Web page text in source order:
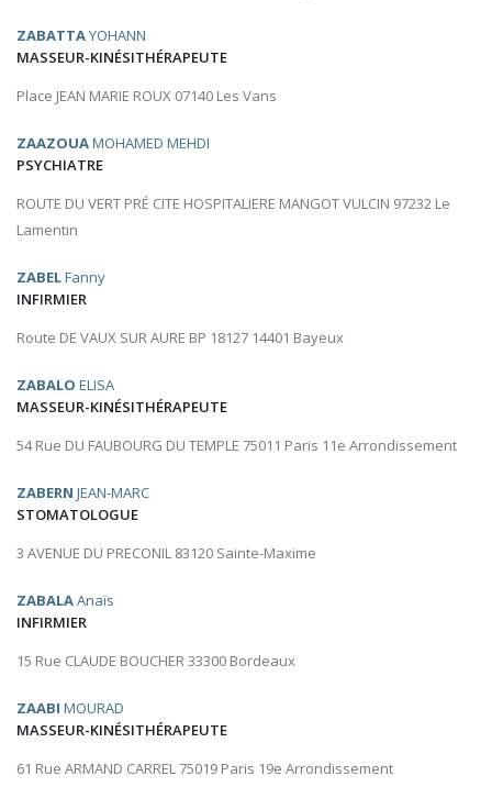
ZABATTAYOHANN
MASSEUR-KINÉSITHÉRAPEUTE
Place JEAN MARIE ROUX 07140 Les Vans
ZAAZOUAMOHAMED MEHDI
PSYCHIATRE
ROUTE DU VERT PRÉ CITE HOSPITALIERE MANGOT VULCIN 97232 Le
Lamentin
ZABELFanny
INFIRMIER
Route DE VAUX SUR AURE BP 18127 14401 Bayeux
ZABALO ELISA
MASSEUR-KINÉSITHÉRAPEUTE
54 Rue DU FAUBOURG DU TEMPLE 75011 Paris 11e Arrondissement
ZABERN JEAN-MARC
STOMATOLOGUE
3 AVENUE DU PRECONIL 83120 Sainte-Maxime
ZABALAAnaïs
INFIRMIER
15 Rue CLAUDE BOUCHER 33300 Bordeaux
ZAABI MOURAD
MASSEUR-KINÉSITHÉRAPEUTE
61 Rue ARMAND CARREL 75019 Paris 19e Arrondissement